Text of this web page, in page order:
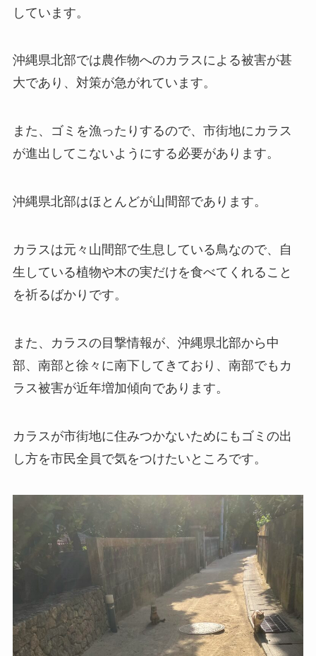
しています。
沖縄県北部では農作物へのカラスによる被害が甚
大であり、対策が急がれています。
また、ゴミを漁ったりするので、市街地にカラス
が進出してこないようにする必要があります。
沖縄県北部はほとんどが山間部であります。
カラスは元々山間部で生息している鳥なので、自
生している植物や木の実だけを食べてくれること
を祈るばかりです。
また、カラスの目撃情報が、沖縄県北部から中
部、南部と徐々に南下してきており、南部でもカ
ラス被害が近年増加傾向であります。
カラスが市街地に住みつかないためにもゴミの出
し方を市民全員で気をつけたいところです。